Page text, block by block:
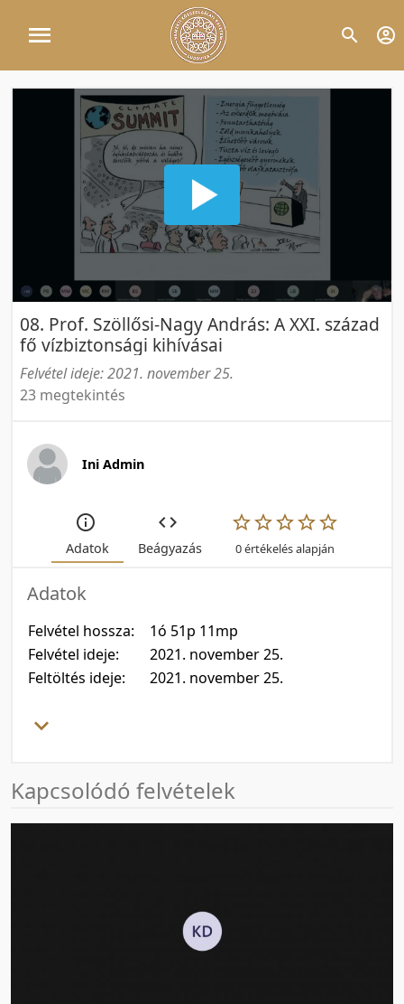
08. Prof. Szöllősi-Nagy András: A XXI. század
fő vízbiztonsági kihívásai
Felvétel ideje: 2021. november 25.
23 megtekintés
Ini Admin
Adatok Beágyazás 0 értékelés alapján
Adatok
Felvétel hossza:
1ó 51p 11mp
Felvétel ideje:
2021. november 25.
Feltöltés ideje:
2021. november 25.
Kapcsolódó felvételek